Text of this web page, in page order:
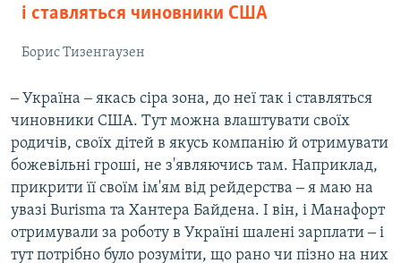
і ставляться чиновники США
Борис Тизенгаузен
‒ Україна ‒ якась сіра зона, до неї так і ставляться
чиновники США. Тут можна влаштувати своїх
родичів, своїх дітей в якусь компанію й отримувати
божевільні гроші, не з'являючись там. Наприклад,
прикрити її своїм ім'ям від рейдерства ‒ я маю на
увазі Burisma та Хантера Байдена. І він, і Манафорт
отримували за роботу в Україні шалені зарплати ‒ і
тут потрібно було розуміти, що рано чи пізно на них